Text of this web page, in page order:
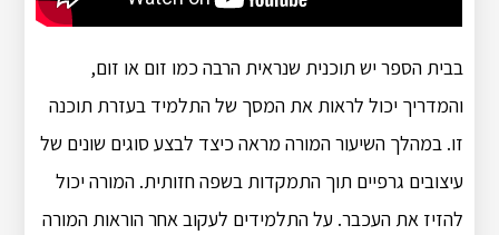
בבית הספר יש תוכנית שנראית הרבה כמו זום או זום,
והמדריך יכול לראות את המסך של התלמיד בעזרת תוכנה
זו. במהלך השיעור המורה מראה כיצד לבצע סוגים שונים של
עיצובים גרפיים תוך התמקדות בשפה חזותית. המורה יכול
להזיז את העכבר. על התלמידים לעקוב אחר הוראות המורה